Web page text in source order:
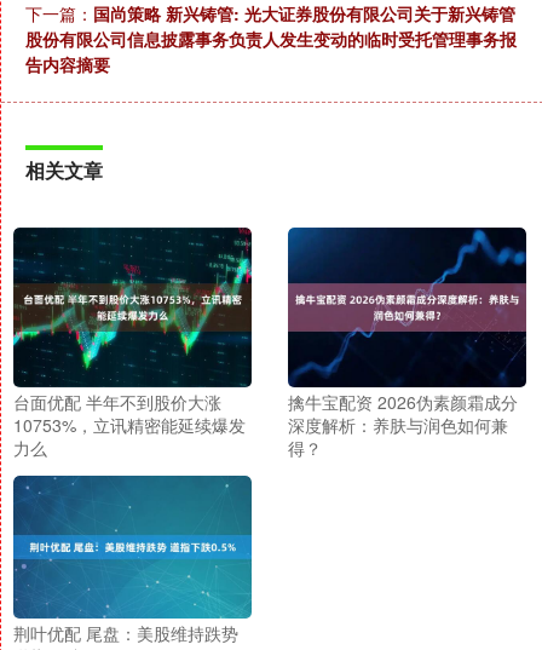
下一篇： 国尚策略 新兴铸管: 光大证券股份有限公司关于新兴铸管
股份有限公司信息披露事务负责人发生变动的临时受托管理事务报
告内容摘要
相关文章
台面优配 半年不到股价大涨
10753%，立讯精密能延续爆发
力么
擒牛宝配资 2026伪素颜霜成分
深度解析：养肤与润色如何兼
得？
荆叶优配 尾盘：美股维持跌势